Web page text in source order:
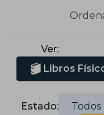
Ver:
Libros
Estado: Todos